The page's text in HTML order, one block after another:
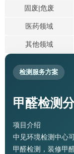
固废|危废
医药领域
其他领域
检测服务方案
甲醛检测
项目介绍
中见环境检测中心
甲醛检测，装修甲